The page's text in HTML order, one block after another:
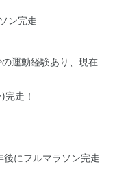
ン完走
運動経験あり、現在
走！
にフルマラソン完走